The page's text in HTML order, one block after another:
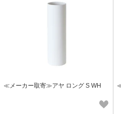
≪メーカー取寄≫アヤ ロング S WH